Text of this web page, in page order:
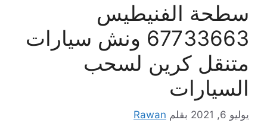
سطحة الفنيطيس
67733663 ونش سيارات
متنقل كرين لسحب
السيارات
يوليو 6, 2021 بقلم Rawan